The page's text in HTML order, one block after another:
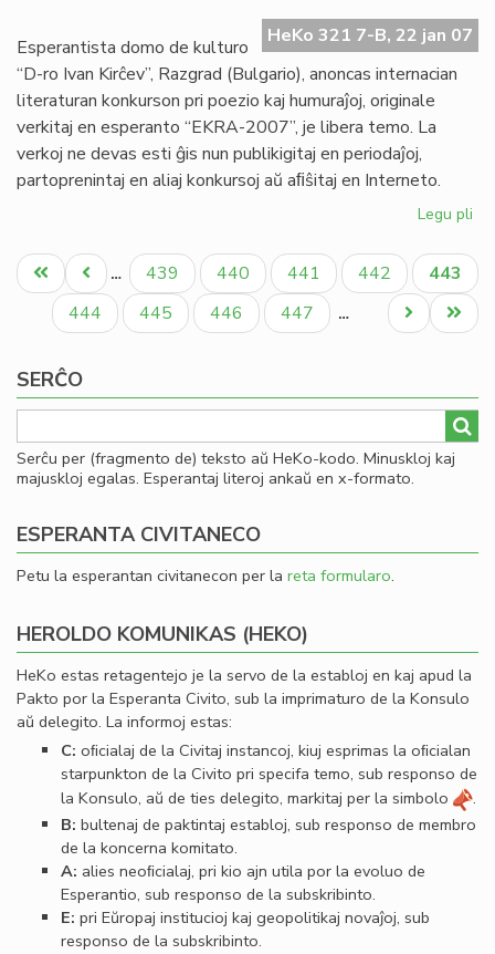
de
HeKo 321 7-B, 22 jan 07
Esperantista domo de kulturo
“D-ro Ivan Kirĉev”, Razgrad (Bulgario), anoncas internacian
literaturan konkurson pri poezio kaj humuraĵoj, originale
verkitaj en esperanto “EKRA-2007”, je libera temo. La
verkoj ne devas esti ĝis nun publikigitaj en periodaĵoj,
partoprenintaj en aliaj konkursoj aŭ aﬁŝitaj en Interneto.
Legu pli
Pagination
Unua
paĝo
Antaŭa
paĝo
… Paĝo
439 Paĝo
440 Paĝo
441 Paĝo
442
Aktuala
paĝo
443
Paĝo
444 Paĝo
445 Paĝo
446 Paĝo
447 …
Last
page
Next
page
SERĈO
Serĉu per (fragmento de) teksto aŭ HeKo-kodo. Minuskloj kaj
majuskloj egalas. Esperantaj literoj ankaŭ en x-formato.
ESPERANTA CIVITANECO
Petu la esperantan civitanecon per la reta formularo.
HEROLDO KOMUNIKAS (HEKO)
HeKo estas retagentejo je la servo de la establoj en kaj apud la
Pakto por la Esperanta Civito, sub la imprimaturo de la Konsulo
aŭ delegito. La informoj estas:
C: oﬁcialaj de la Civitaj instancoj, kiuj esprimas la oﬁcialan
starpunkton de la Civito pri specifa temo, sub responso de
la Konsulo, aŭ de ties delegito, markitaj per la simbolo
.
B: bultenaj de paktintaj establoj, sub responso de membro
de la koncerna komitato.
A: alies neoﬁcialaj, pri kio ajn utila por la evoluo de
Esperantio, sub responso de la subskribinto.
E: pri Eŭropaj institucioj kaj geopolitikaj novaĵoj, sub
responso de la subskribinto.